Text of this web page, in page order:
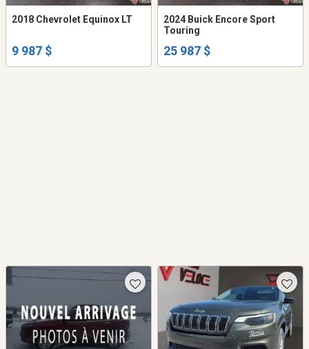
2018 Chevrolet Equinox LT
9 987 $
2024 Buick Encore Sport
Touring
25 987 $